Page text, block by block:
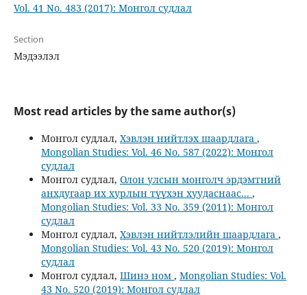
Vol. 41 No. 483 (2017): Монгол судлал
Section
Мэдээлэл
Most read articles by the same author(s)
Монгол судлал, Хэвлэн нийтлэх шаардлага ,
Mongolian Studies: Vol. 46 No. 587 (2022): Монгол
судлал
Монгол судлал, Олон улсын монголч эрдэмтний
анхдугаар их хурлын түүхэн хуудаснаас... ,
Mongolian Studies: Vol. 33 No. 359 (2011): Монгол
судлал
Монгол судлал, Хэвлэн нийтлэлийн шаардлага ,
Mongolian Studies: Vol. 43 No. 520 (2019): Монгол
судлал
Монгол судлал, Шинэ ном , Mongolian Studies: Vol.
43 No. 520 (2019): Монгол судлал